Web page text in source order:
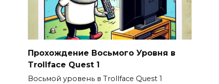
Прохождение Восьмого Уровня в
Trollface Quest 1
Восьмой уровень в Trollface Quest 1